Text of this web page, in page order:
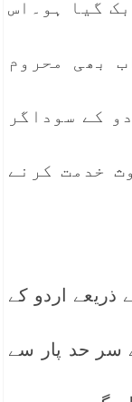
گیا ہو۔اس
بھی محروم
کے سوداگر
خدمت کرنے
ذریعے اردو کے
سر حد پار سے